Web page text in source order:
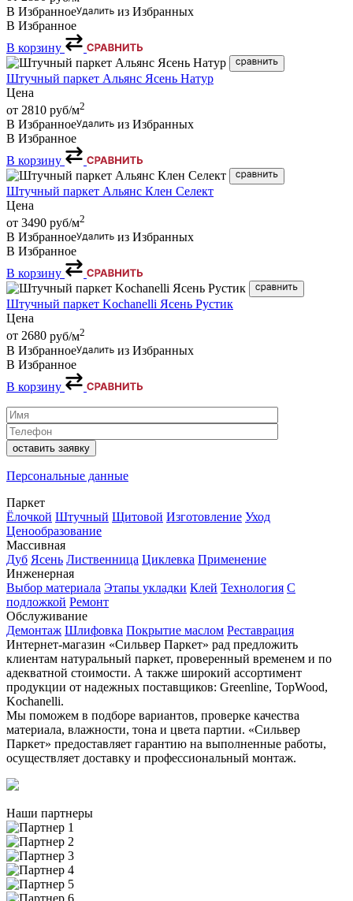
В Избранное
из Избранных
В Избранное
В корзину
Штучный паркет Альянс Ясень Натур
Цена
от 2810 руб/м2
В Избранное
из Избранных
В Избранное
В корзину
Штучный паркет Альянс Клен Селект
Цена
от 3490 руб/м2
В Избранное
из Избранных
В Избранное
В корзину
Штучный паркет Kochanelli Ясень Рустик
Цена
от 2680 руб/м2
В Избранное
из Избранных
В Избранное
В корзину
Персональные данные
Паркет
Ёлочкой Штучный Щитовой Изготовление Уход
Ценообразование
Массивная
Дуб Ясень Лиственница Циклевка Применение
Инженерная
Выбор материала Этапы укладки Клей Технология С
подложкой Ремонт
Обслуживание
Демонтаж Шлифовка Покрытие маслом Реставрация
Интернет-магазин «Сильвер Паркет» рад предложить
клиентам натуральный паркет, проверенный временем и по
адекватной стоимости. А также широкий ассортимент
продукции от надежных поставщиков: Greenline, TopWood,
Kochanelli.
Мы поможем в подборе вариантов, проверке качества
материала, влажности, тона и цвета партии. «Сильвер
Паркет» предоставляет гарантию на выполненные работы,
осуществляет доставку и профессиональный монтаж.
Наши партнеры